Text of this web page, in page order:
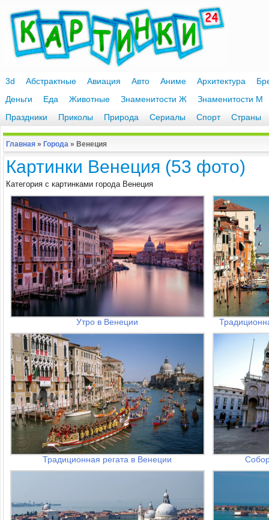
3d Абстрактные Авиация Авто Аниме Архитектура
Деньги
Еда Животные Знаменитости Ж
Знаменитости М
Праздники
Приколы Природа Сериалы Спорт Страны
Главная » Города » Венеция
Картинки Венеция (53 фото)
Категория с картинками города Венеция
Утро в Венеции
Традиционная регата в Венеции